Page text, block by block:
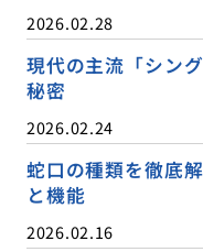
2026.02.28
現代の主流「シン
秘密
2026.02.24
蛇口の種類を徹底
と機能
2026.02.16